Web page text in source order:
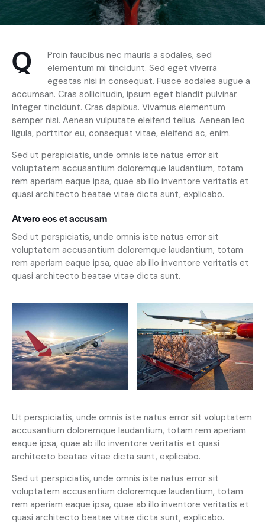
Q
Proin faucibus nec mauris a sodales, sed
elementum mi tincidunt. Sed eget viverra
egestas nisi in consequat. Fusce sodales augue a
accumsan. Cras sollicitudin, ipsum eget blandit pulvinar.
Integer tincidunt. Cras dapibus. Vivamus elementum
semper nisi. Aenean vulputate eleifend tellus. Aenean leo
ligula, porttitor eu, consequat vitae, eleifend ac, enim.
Sed ut perspiciatis, unde omnis iste natus error sit
voluptatem accusantium doloremque laudantium, totam
rem aperiam eaque ipsa, quae ab illo inventore veritatis et
quasi architecto beatae vitae dicta sunt, explicabo.
At vero eos et accusam
Sed ut perspiciatis, unde omnis iste natus error sit
voluptatem accusantium doloremque laudantium, totam
rem aperiam eaque ipsa, quae ab illo inventore veritatis et
quasi architecto beatae vitae dicta sunt.
Ut perspiciatis, unde omnis iste natus error sit voluptatem
accusantium doloremque laudantium, totam rem aperiam
eaque ipsa, quae ab illo inventore veritatis et quasi
architecto beatae vitae dicta sunt, explicabo.
Sed ut perspiciatis, unde omnis iste natus error sit
voluptatem accusantium doloremque laudantium, totam
rem aperiam eaque ipsa, quae ab illo inventore veritatis et
quasi architecto beatae vitae dicta sunt, explicabo.